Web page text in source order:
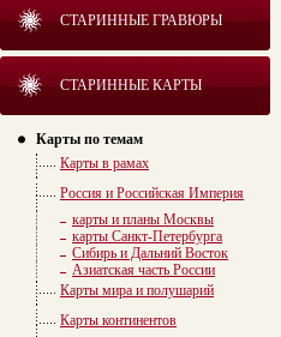
СТАРИННЫЕ ГРАВЮРЫ
СТАРИННЫЕ КАРТЫ
Карты по темам
Карты в рамах
Россия и Российская Империя
карты и планы Москвы
карты Санкт-Петербурга
Сибирь и Дальний Восток
Азиатская часть России
Карты мира и полушарий
Карты континентов